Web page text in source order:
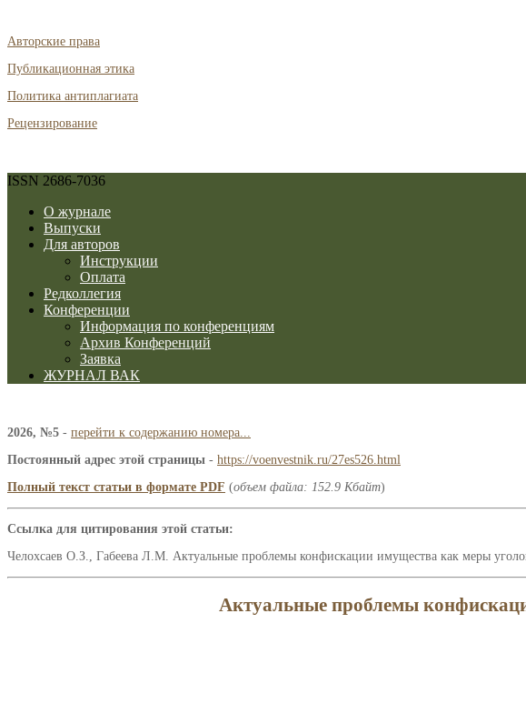
Авторские права
Публикационная этика
Политика антиплагиата
Рецензирование
ISSN 2686-7036
О журнале
Выпуски
Для авторов
Инструкции
Оплата
Редколлегия
Конференции
Информация по конференциям
Архив Конференций
Заявка
ЖУРНАЛ ВАК
2026, №5 - перейти к содержанию номера...
Постоянный адрес этой страницы - https://voenvestnik.ru/27es526.html
Полный текст статьи в формате PDF (объем файла: 152.9 Кбайт)
Ссылка для цитирования этой статьи:
Челохсаев О.З., Габеева Л.М. Актуальные проблемы конфискации имущества как меры
Актуальные проблемы